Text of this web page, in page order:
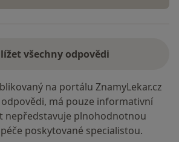
všechny odpovědi
na portálu ZnamyLekar.cz
má pouze informativní
nepředstavuje plnohodnotnou
poskytované specialistou.